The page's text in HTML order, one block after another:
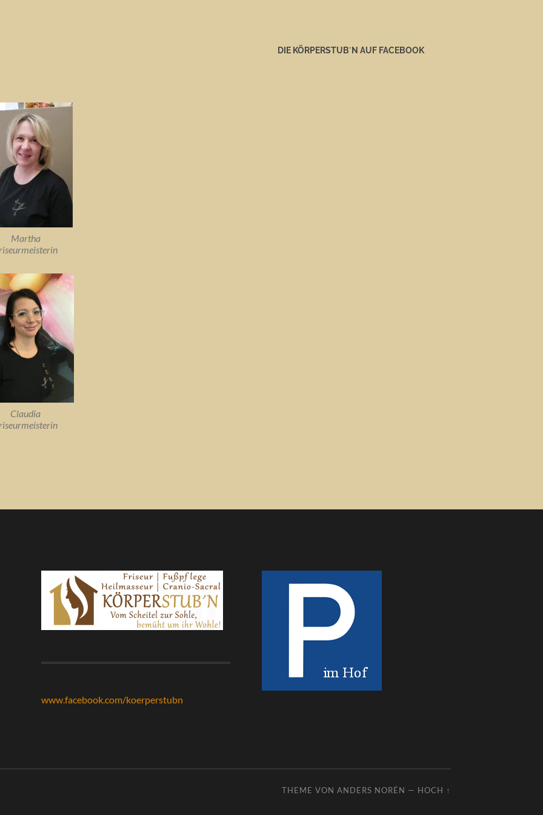
Martha
Claudia
DIE KÖRPERSTUB´N AUF FACEBOOK
www.facebook.com/koerperstubn
THEME VON ANDERS NORÉN — HOCH ↑